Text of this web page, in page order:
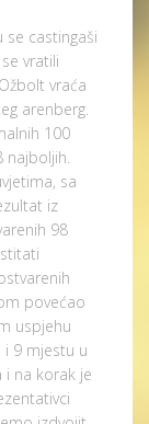
se castingaši
vratili
vraća
arenberg.
100
najboljih.
sa
iz
98
povećao
uspjehu
i 9 mjestu u
na korak je